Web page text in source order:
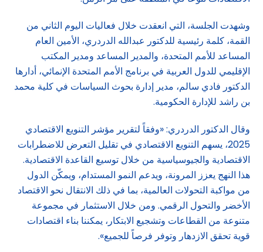
وشهدت الجلسة، التي انعقدت خلال فعاليات اليوم الثاني من
القمة، كلمة رئيسية للدكتور عبدالله الدردري، الأمين العام
المساعد للأمم المتحدة، والمدير المساعد ومدير المكتب
الإقليمي للدول العربية في برنامج الأمم المتحدة الإنمائي، أدارها
الدكتور فادي سالم، مدير إدارة بحوث السياسات في كلية محمد
بن راشد للإدارة الحكومية.
وقال الدكتور الدردري: «وفقاً لتقرير مؤشر التنويع الاقتصادي
2025، يسهم التنويع الاقتصادي في تقليل التعرض للاضطرابات
الاقتصادية والجيوسياسية من خلال توسيع القاعدة الاقتصادية.
هذا النهج يعزز المرونة، ويدعم النمو المستدام، ويمكّن الدول
من مواكبة التحولات العالمية، بما في ذلك الانتقال نحو الاقتصاد
الأخضر والتحول الرقمي. ومن خلال الاستثمار في مجموعة
متنوعة من القطاعات وتشجيع الابتكار، يمكننا بناء اقتصادات
قوية تحقق الازدهار وتوفر فرصاً للجميع».